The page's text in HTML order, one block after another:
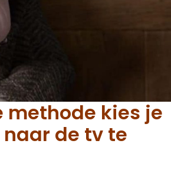
methode kies je
de tv te